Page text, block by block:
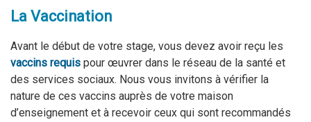
La Vaccination
Avant le début de votre stage, vous devez avoir reçu les
vaccins requis pour œuvrer dans le réseau de la santé et
des services sociaux. Nous vous invitons à vérifier la
nature de ces vaccins auprès de votre maison
d’enseignement et à recevoir ceux qui sont recommandés